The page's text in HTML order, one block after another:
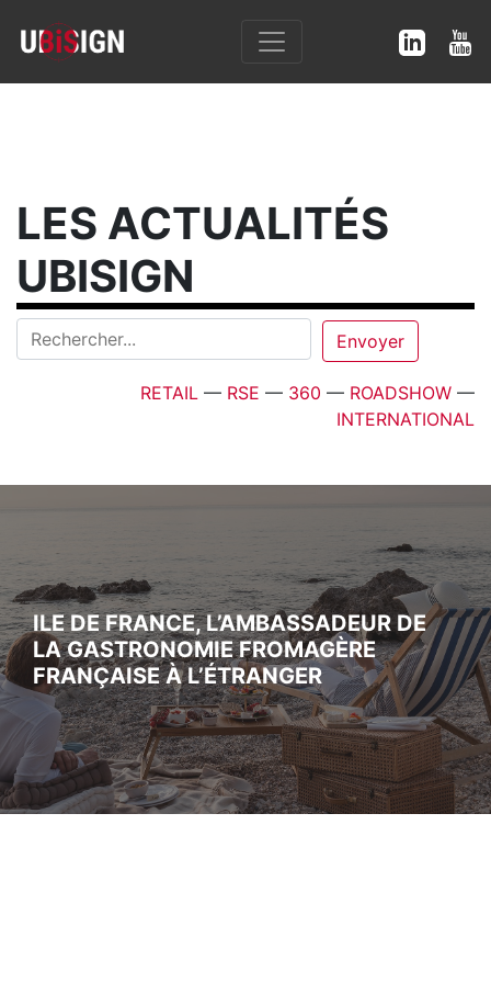
LES ACTUALITÉS
UBISIGN
RETAIL — RSE — 360 — ROADSHOW —
INTERNATIONAL
ILE DE FRANCE, L’AMBASSADEUR DE
LA GASTRONOMIE FROMAGÈRE
FRANÇAISE À L’ÉTRANGER